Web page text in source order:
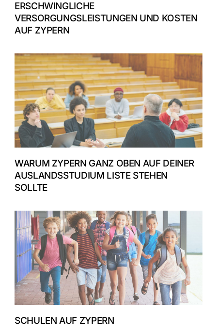
ERSCHWINGLICHE
VERSORGUNGSLEISTUNGEN UND KOSTEN
AUF ZYPERN
WARUM ZYPERN GANZ OBEN AUF DEINER
AUSLANDSSTUDIUM LISTE STEHEN
SOLLTE
SCHULEN AUF ZYPERN